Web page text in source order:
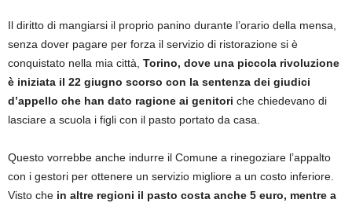
Il diritto di mangiarsi il proprio panino durante l’orario della mensa,
senza dover pagare per forza il servizio di ristorazione si è
conquistato nella mia città, Torino, dove una piccola rivoluzione
è iniziata il 22 giugno scorso con la sentenza dei giudici
d’appello che han dato ragione ai genitori che chiedevano di
lasciare a scuola i figli con il pasto portato da casa.
Questo vorrebbe anche indurre il Comune a rinegoziare l’appalto
con i gestori per ottenere un servizio migliore a un costo inferiore.
Visto che in altre regioni il pasto costa anche 5 euro, mentre a